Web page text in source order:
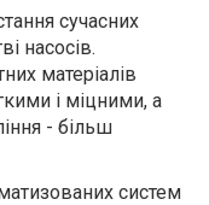
сучасних
насосів.
матеріалів
і міцними, а
- більш
систем